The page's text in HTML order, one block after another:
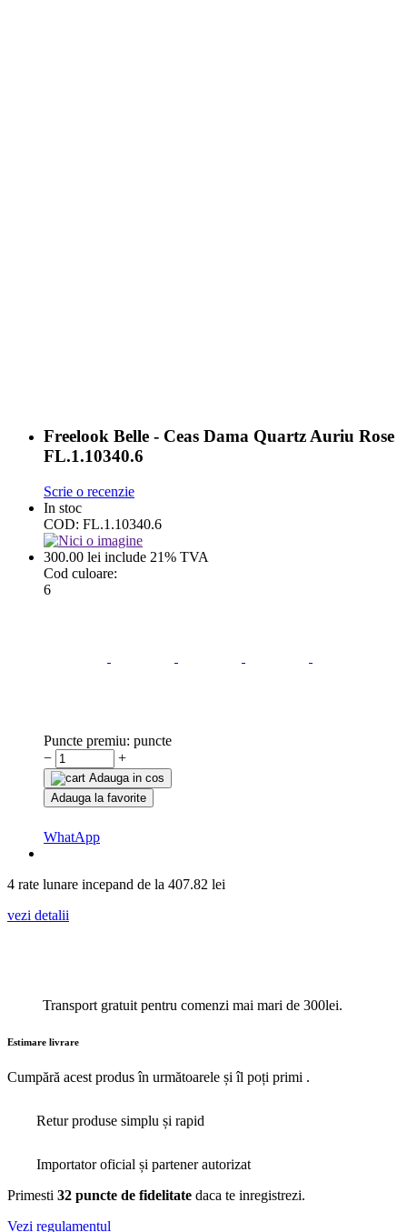
Freelook Belle - Ceas Dama Quartz Auriu Rose
FL.1.10340.6
Scrie o recenzie
In stoc
COD: FL.1.10340.6
300.00 lei include 21% TVA
Cod culoare:
6
Puncte premiu: puncte
−
+
Adauga in cos
Adauga la favorite
WhatApp
4 rate lunare incepand de la 407.82 lei
vezi detalii
Transport gratuit pentru comenzi mai mari de 300lei.
Estimare livrare
Cumpără acest produs în următoarele și îl poți primi .
Retur produse simplu și rapid
Importator oficial și partener autorizat
Primesti 32 puncte de fidelitate daca te inregistrezi.
Vezi regulamentul